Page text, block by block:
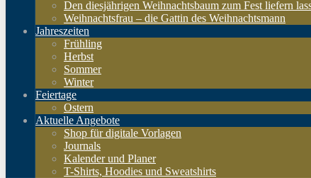
Den diesjährigen Weihnachtsbaum zum Fest liefern
Weihnachtsfrau – die Gattin des Weihnachtsmann
Jahreszeiten
Frühling
Herbst
Sommer
Winter
Feiertage
Ostern
Aktuelle Angebote
Shop für digitale Vorlagen
Journals
Kalender und Planer
T-Shirts, Hoodies und Sweatshirts